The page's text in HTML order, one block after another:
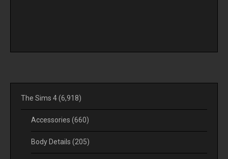
The Sims 4(6,918)
Accessories (660)
Body Details (205)